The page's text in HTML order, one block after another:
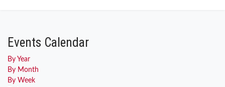
Events Calendar
By Year
By Month
By Week